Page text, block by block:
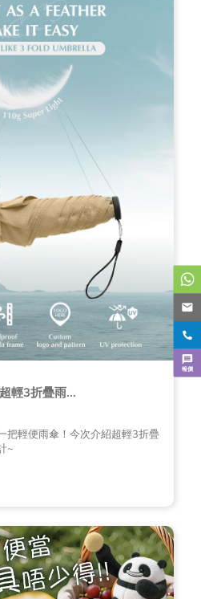
報價
輕3折疊雨...
把輕便雨傘！今次介紹超輕3折疊
~